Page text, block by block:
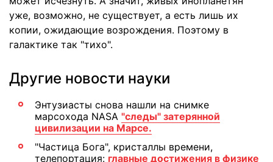
уже, возможно, не существует, а есть лишь их
копии, ожидающие возрождения. Поэтому в
галактике так "тихо".
Другие новости науки
Энтузиасты снова нашли на снимке
марсохода NASA "следы" затерянной
цивилизации на Марсе.
"Частица Бога", кристаллы времени,
телепортация: главные достижения в физике